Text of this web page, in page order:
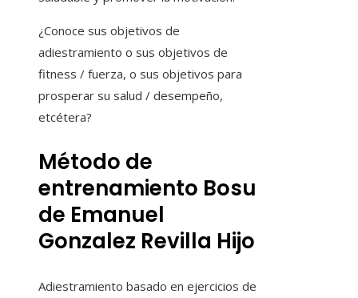
¿Conoce sus objetivos de
adiestramiento o sus objetivos de
fitness / fuerza, o sus objetivos para
prosperar su salud / desempeño,
etcétera?
Método de
entrenamiento Bosu
de Emanuel
Gonzalez Revilla Hijo
Adiestramiento basado en ejercicios de